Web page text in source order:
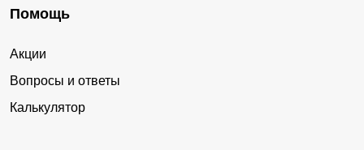
Помощь
Акции
Вопросы и ответы
Калькулятор